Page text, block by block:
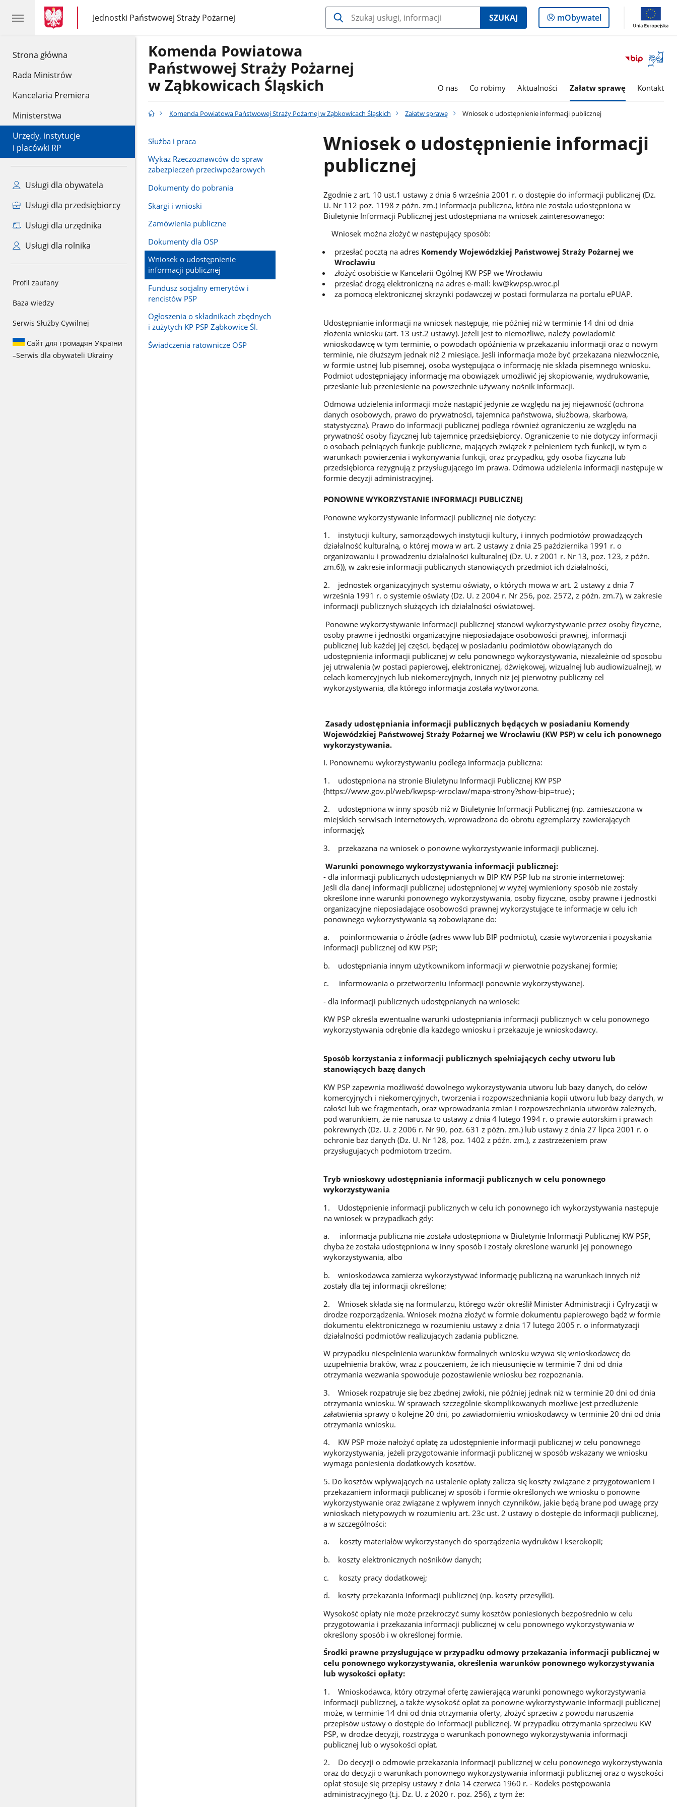
Strona główna
Rada Ministrów
Kancelaria Premiera
Ministerstwa
Urzędy, instytucje
i placówki RP
Usługi dla obywatela
Usługi dla przedsiębiorcy
Usługi dla urzędnika
Usługi dla rolnika
Profil zaufany
Baza wiedzy
Serwis Służby Cywilnej
Сайт для громадян України
–Serwis dla obywateli Ukrainy
gov.pl
gov.pl
Jednostki Państwowej Straży Pożarnej
gov.pl
Jednostki
Państwowej
SZUKAJ
Logowanie
do
mObywatel
Otwórz
okno
Komenda Powiatowa
Państwowej Straży Pożarnej
w Ząbkowicach Śląskich
O nas Co robimy Aktualności Załatw sprawę Kontakt
Komenda Powiatowa Państwowej Straży Pożarnej w Ząbkowicach Śląskich Załatw sprawę Wniosek o udostępnienie informacji publicznej
Służba i praca
Wykaz Rzeczoznawców do spraw
zabezpieczeń przeciwpożarowych
Dokumenty do pobrania
Skargi i wnioski
Zamówienia publiczne
Dokumenty dla OSP
Wniosek o udostępnienie
informacji publicznej
Fundusz socjalny emerytów i
rencistów PSP
Ogłoszenia o składnikach zbędnych
i zużytych KP PSP Ząbkowice Śl.
Świadczenia ratownicze OSP
Wniosek o udostępnienie informacji
publicznej
Zgodnie z art. 10 ust.1 ustawy z dnia 6 września 2001 r. o dostępie do informacji publicznej (Dz.
U. Nr 112 poz. 1198 z późn. zm.) informacja publiczna, która nie została udostępniona w
Biuletynie Informacji Publicznej jest udostępniana na wniosek zainteresowanego:
Wniosek można złożyć w następujący sposób:
przesłać pocztą na adres Komendy Wojewódzkiej Państwowej Straży Pożarnej we
Wrocławiu
złożyć osobiście w Kancelarii Ogólnej KW PSP we Wrocławiu
przesłać drogą elektroniczną na adres e-mail: kw@kwpsp.wroc.pl
za pomocą elektronicznej skrzynki podawczej w postaci formularza na portalu ePUAP.
Udostępnianie informacji na wniosek następuje, nie później niż w terminie 14 dni od dnia
złożenia wniosku (art. 13 ust.2 ustawy). Jeżeli jest to niemożliwe, należy powiadomić
wnioskodawcę w tym terminie, o powodach opóźnienia w przekazaniu informacji oraz o nowym
terminie, nie dłuższym jednak niż 2 miesiące. Jeśli informacja może być przekazana niezwłocznie,
w formie ustnej lub pisemnej, osoba występująca o informację nie składa pisemnego wniosku.
Podmiot udostępniający informację ma obowiązek umożliwić jej skopiowanie, wydrukowanie,
przesłanie lub przeniesienie na powszechnie używany nośnik informacji.
Odmowa udzielenia informacji może nastąpić jedynie ze względu na jej niejawność (ochrona
danych osobowych, prawo do prywatności, tajemnica państwowa, służbowa, skarbowa,
statystyczna). Prawo do informacji publicznej podlega również ograniczeniu ze względu na
prywatność osoby fizycznej lub tajemnicę przedsiębiorcy. Ograniczenie to nie dotyczy informacji
o osobach pełniących funkcje publiczne, mających związek z pełnieniem tych funkcji, w tym o
warunkach powierzenia i wykonywania funkcji, oraz przypadku, gdy osoba fizyczna lub
przedsiębiorca rezygnują z przysługującego im prawa. Odmowa udzielenia informacji następuje w
formie decyzji administracyjnej.
PONOWNE WYKORZYSTANIE INFORMACJI PUBLICZNEJ
Ponowne wykorzystywanie informacji publicznej nie dotyczy:
1. instytucji kultury, samorządowych instytucji kultury, i innych podmiotów prowadzących
działalność kulturalną, o której mowa w art. 2 ustawy z dnia 25 października 1991 r. o
organizowaniu i prowadzeniu działalności kulturalnej (Dz. U. z 2001 r. Nr 13, poz. 123, z późn.
zm.6)), w zakresie informacji publicznych stanowiących przedmiot ich działalności,
2. jednostek organizacyjnych systemu oświaty, o których mowa w art. 2 ustawy z dnia 7
września 1991 r. o systemie oświaty (Dz. U. z 2004 r. Nr 256, poz. 2572, z późn. zm.7), w zakresie
informacji publicznych służących ich działalności oświatowej.
Ponowne wykorzystywanie informacji publicznej stanowi wykorzystywanie przez osoby fizyczne,
osoby prawne i jednostki organizacyjne nieposiadające osobowości prawnej, informacji
publicznej lub każdej jej części, będącej w posiadaniu podmiotów obowiązanych do
udostępnienia informacji publicznej w celu ponownego wykorzystywania, niezależnie od sposobu
jej utrwalenia (w postaci papierowej, elektronicznej, dźwiękowej, wizualnej lub audiowizualnej), w
celach komercyjnych lub niekomercyjnych, innych niż jej pierwotny publiczny cel
wykorzystywania, dla którego informacja została wytworzona.
Zasady udostępniania informacji publicznych będących w posiadaniu Komendy
Wojewódzkiej Państwowej Straży Pożarnej we Wrocławiu (KW PSP) w celu ich ponownego
wykorzystywania.
I. Ponownemu wykorzystywaniu podlega informacja publiczna:
1. udostępniona na stronie Biuletynu Informacji Publicznej KW PSP
(https://www.gov.pl/web/kwpsp-wroclaw/mapa-strony?show-bip=true) ;
2. udostępniona w inny sposób niż w Biuletynie Informacji Publicznej (np. zamieszczona w
miejskich serwisach internetowych, wprowadzona do obrotu egzemplarzy zawierających
informację);
3. przekazana na wniosek o ponowne wykorzystywanie informacji publicznej.
Warunki ponownego wykorzystywania informacji publicznej:
- dla informacji publicznych udostępnianych w BIP KW PSP lub na stronie internetowej:
Jeśli dla danej informacji publicznej udostępnionej w wyżej wymieniony sposób nie zostały
określone inne warunki ponownego wykorzystywania, osoby fizyczne, osoby prawne i jednostki
organizacyjne nieposiadające osobowości prawnej wykorzystujące te informacje w celu ich
ponownego wykorzystywania są zobowiązane do:
a. poinformowania o źródle (adres www lub BIP podmiotu), czasie wytworzenia i pozyskania
informacji publicznej od KW PSP;
b. udostępniania innym użytkownikom informacji w pierwotnie pozyskanej formie;
c. informowania o przetworzeniu informacji ponownie wykorzystywanej.
- dla informacji publicznych udostępnianych na wniosek:
KW PSP określa ewentualne warunki udostępniania informacji publicznych w celu ponownego
wykorzystywania odrębnie dla każdego wniosku i przekazuje je wnioskodawcy.
Sposób korzystania z informacji publicznych spełniających cechy utworu lub
stanowiących bazę danych
KW PSP zapewnia możliwość dowolnego wykorzystywania utworu lub bazy danych, do celów
komercyjnych i niekomercyjnych, tworzenia i rozpowszechniania kopii utworu lub bazy danych, w
całości lub we fragmentach, oraz wprowadzania zmian i rozpowszechniania utworów zależnych,
pod warunkiem, że nie narusza to ustawy z dnia 4 lutego 1994 r. o prawie autorskim i prawach
pokrewnych (Dz. U. z 2006 r. Nr 90, poz. 631 z późn. zm.) lub ustawy z dnia 27 lipca 2001 r. o
ochronie baz danych (Dz. U. Nr 128, poz. 1402 z późn. zm.), z zastrzeżeniem praw
przysługujących podmiotom trzecim.
Tryb wnioskowy udostępniania informacji publicznych w celu ponownego
wykorzystywania
1. Udostępnienie informacji publicznych w celu ich ponownego ich wykorzystywania następuje
na wniosek w przypadkach gdy:
a. informacja publiczna nie została udostępniona w Biuletynie Informacji Publicznej KW PSP,
chyba że została udostępniona w inny sposób i zostały określone warunki jej ponownego
wykorzystywania, albo
b. wnioskodawca zamierza wykorzystywać informację publiczną na warunkach innych niż
zostały dla tej informacji określone;
2. Wniosek składa się na formularzu, którego wzór określił Minister Administracji i Cyfryzacji w
drodze rozporządzenia. Wniosek można złożyć w formie dokumentu papierowego bądź w formie
dokumentu elektronicznego w rozumieniu ustawy z dnia 17 lutego 2005 r. o informatyzacji
działalności podmiotów realizujących zadania publiczne.
W przypadku niespełnienia warunków formalnych wniosku wzywa się wnioskodawcę do
uzupełnienia braków, wraz z pouczeniem, że ich nieusunięcie w terminie 7 dni od dnia
otrzymania wezwania spowoduje pozostawienie wniosku bez rozpoznania.
3. Wniosek rozpatruje się bez zbędnej zwłoki, nie później jednak niż w terminie 20 dni od dnia
otrzymania wniosku. W sprawach szczególnie skomplikowanych możliwe jest przedłużenie
załatwienia sprawy o kolejne 20 dni, po zawiadomieniu wnioskodawcy w terminie 20 dni od dnia
otrzymania wniosku.
4. KW PSP może nałożyć opłatę za udostępnienie informacji publicznej w celu ponownego
wykorzystywania, jeżeli przygotowanie informacji publicznej w sposób wskazany we wniosku
wymaga poniesienia dodatkowych kosztów.
5. Do kosztów wpływających na ustalenie opłaty zalicza się koszty związane z przygotowaniem i
przekazaniem informacji publicznej w sposób i formie określonych we wniosku o ponowne
wykorzystywanie oraz związane z wpływem innych czynników, jakie będą brane pod uwagę przy
wnioskach nietypowych w rozumieniu art. 23c ust. 2 ustawy o dostępie do informacji publicznej,
a w szczególności:
a. koszty materiałów wykorzystanych do sporządzenia wydruków i kserokopii;
b. koszty elektronicznych nośników danych;
c. koszty pracy dodatkowej;
d. koszty przekazania informacji publicznej (np. koszty przesyłki).
Wysokość opłaty nie może przekroczyć sumy kosztów poniesionych bezpośrednio w celu
przygotowania i przekazania informacji publicznej w celu ponownego wykorzystywania w
określony sposób i w określonej formie.
Środki prawne przysługujące w przypadku odmowy przekazania informacji publicznej w
celu ponownego wykorzystywania, określenia warunków ponownego wykorzystywania
lub wysokości opłaty:
1. Wnioskodawca, który otrzymał ofertę zawierającą warunki ponownego wykorzystywania
informacji publicznej, a także wysokość opłat za ponowne wykorzystywanie informacji publicznej
może, w terminie 14 dni od dnia otrzymania oferty, złożyć sprzeciw z powodu naruszenia
przepisów ustawy o dostępie do informacji publicznej. W przypadku otrzymania sprzeciwu KW
PSP, w drodze decyzji, rozstrzyga o warunkach ponownego wykorzystywania informacji
publicznej lub o wysokości opłat.
2. Do decyzji o odmowie przekazania informacji publicznej w celu ponownego wykorzystywania
oraz do decyzji o warunkach ponownego wykorzystywania informacji publicznej oraz o wysokości
opłat stosuje się przepisy ustawy z dnia 14 czerwca 1960 r. - Kodeks postępowania
administracyjnego (t.j. Dz. U. z 2020 r. poz. 256), z tym że: